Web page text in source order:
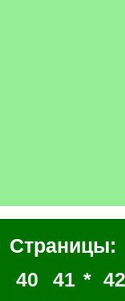
Страницы:
40
41 * 42